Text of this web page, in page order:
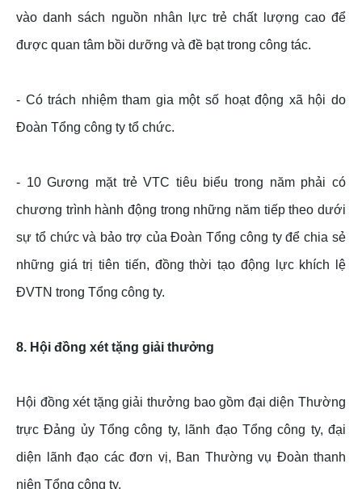
vào danh sách nguồn nhân lực trẻ chất lượng cao để
được quan tâm bồi dưỡng và đề bạt trong công tác.
- Có trách nhiệm tham gia một số hoạt động xã hội do
Đoàn Tổng công ty tổ chức.
- 10 Gương mặt trẻ VTC tiêu biểu trong năm phải có
chương trình hành động trong những năm tiếp theo dưới
sự tổ chức và bảo trợ của Đoàn Tổng công ty để chia sẻ
những giá trị tiên tiến, đồng thời tạo động lực khích lệ
ĐVTN trong Tổng công ty.
8. Hội đồng xét tặng giải thưởng
Hội đồng xét tặng giải thưởng bao gồm đại diện Thường
trực Đảng ủy Tổng công ty, lãnh đạo Tổng công ty, đại
diện lãnh đạo các đơn vị, Ban Thường vụ Đoàn thanh
niên Tổng công ty.